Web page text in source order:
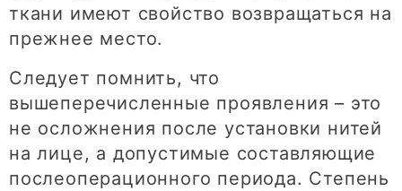
ткани имеют свойство возвращаться на
прежнее место.
Следует помнить, что
вышеперечисленные проявления – это
не осложнения после установки нитей
на лице, а допустимые составляющие
послеоперационного периода. Степень